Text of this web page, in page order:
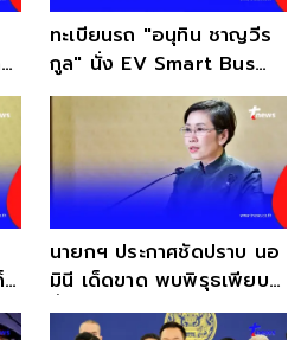
ทะเบียนรถ "อนุทิน ชาญวีร
กูล" นั่ง EV Smart Bus
ของ อบจ.ภูเก็ต
นายกฯ ประกาศชัดปราบ นอ
มินี เด็ดขาด พบพิรุธเพียบ
ย้ำไม่มีเคลียร์ทุกคดี